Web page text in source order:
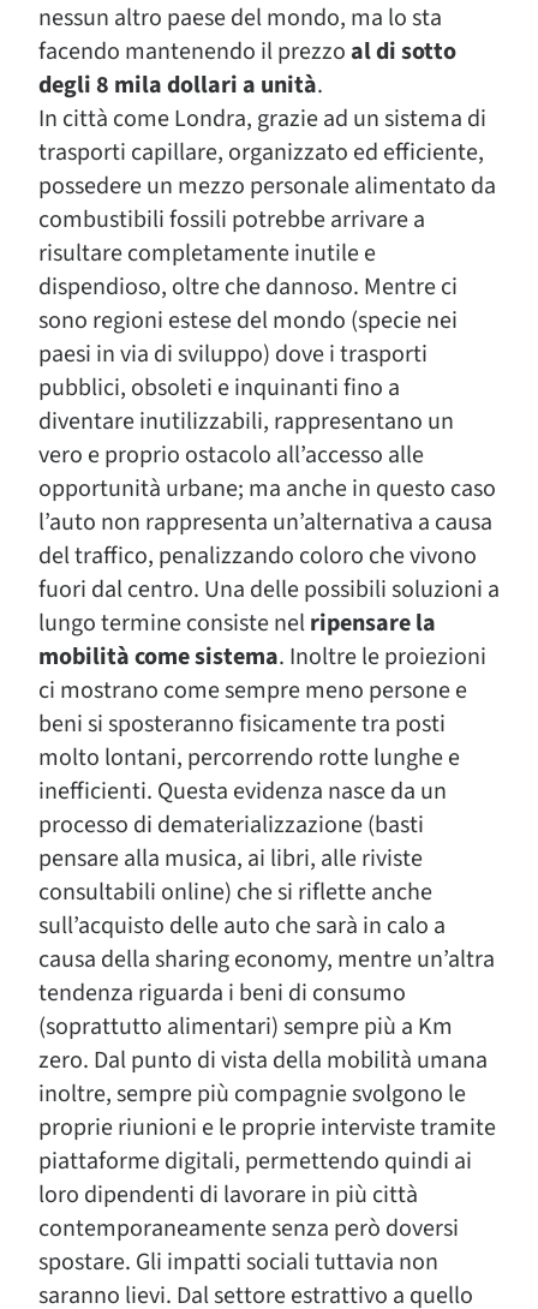
nessun altro paese del mondo, ma lo sta
facendo mantenendo il prezzoal di sotto
degli 8 mila dollari a unità.
In città come Londra, grazie ad un sistema di
trasporti capillare, organizzato ed efficiente,
possedere un mezzo personale alimentato da
combustibili fossili potrebbe arrivare a
risultare completamente inutile e
dispendioso, oltre che dannoso. Mentre ci
sono regioni estese del mondo (specie nei
paesi in via di sviluppo) dove i trasporti
pubblici, obsoleti e inquinanti fino a
diventare inutilizzabili, rappresentano un
vero e proprio ostacolo all’accesso alle
opportunità urbane; ma anche in questo caso
l’auto non rappresenta un’alternativa a causa
del traffico, penalizzando coloro che vivono
fuori dal centro. Una delle possibili soluzioni a
lungo termine consiste nelripensare la
mobilità come sistema. Inoltre le proiezioni
ci mostrano come sempre meno persone e
beni si sposteranno fisicamente tra posti
molto lontani, percorrendo rotte lunghe e
inefficienti. Questa evidenza nasce da un
processo di dematerializzazione (basti
pensare alla musica, ai libri, alle riviste
consultabili online) che si riflette anche
sull’acquisto delle auto che sarà in calo a
causa della sharing economy, mentre un’altra
tendenza riguarda i beni di consumo
(soprattutto alimentari) sempre più a Km
zero. Dal punto di vista della mobilità umana
inoltre, sempre più compagnie svolgono le
proprie riunioni e le proprie interviste tramite
piattaforme digitali, permettendo quindi ai
loro dipendenti di lavorare in più città
contemporaneamente senza però doversi
spostare. Gli impatti sociali tuttavia non
saranno lievi. Dal settore estrattivo a quello